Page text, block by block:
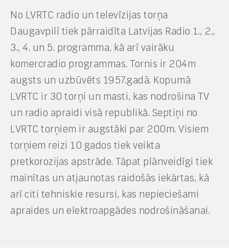
No LVRTC radio un televīzijas torņa
Daugavpilī tiek pārraidīta Latvijas Radio 1., 2.,
3., 4. un 5. programma, kā arī vairāku
komercradio programmas. Tornis ir 204m
augsts un uzbūvēts 1957.gadā. Kopumā
LVRTC ir 30 torņi un masti, kas nodrošina TV
un radio apraidi visā republikā. Septiņi no
LVRTC torņiem ir augstāki par 200m. Visiem
torņiem reizi 10 gados tiek veikta
pretkorozijas apstrāde. Tāpat plānveidīgi tiek
mainītas un atjaunotas raidošās iekārtas, kā
arī citi tehniskie resursi, kas nepieciešami
apraides un elektroapgādes nodrošināšanai.